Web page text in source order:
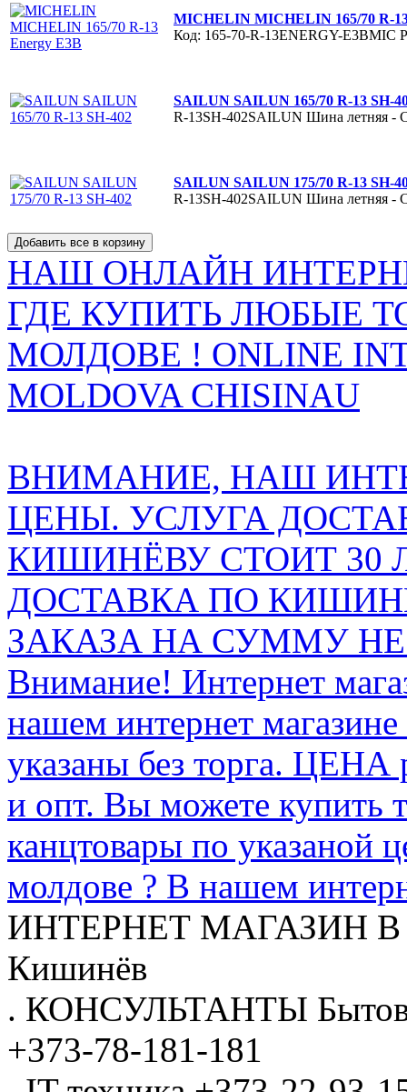
MICHELIN MICHELIN 165/70 R-
Код: 165-70-R-13ENERGY-E3BMIC
SAILUN SAILUN 165/70 R-13 SH-
R-13SH-402SAILUN Шина летняя -
SAILUN SAILUN 175/70 R-13 SH-
R-13SH-402SAILUN Шина летняя -
НАШ ОНЛАЙН
ГДЕ КУПИТЬ ЛЮБЫЕ
МОЛДОВЕ ! ONLINE
MOLDOVA CHISINAU
ВНИМАНИЕ, НАШ
ЦЕНЫ. УСЛУГА
КИШИНЁВУ СТОИТ 30
ДОСТАВКА ПО
ЗАКАЗА НА СУММУ НЕ
Внимание! Интернет
нашем интернет
указаны без торга.
и опт. Вы можете купить
канцтовары по указаной
молдове ? В нашем
ИНТЕРНЕТ МАГАЗИН
Кишинёв
. КОНСУЛЬТАНТЫ
+373-78-181-181